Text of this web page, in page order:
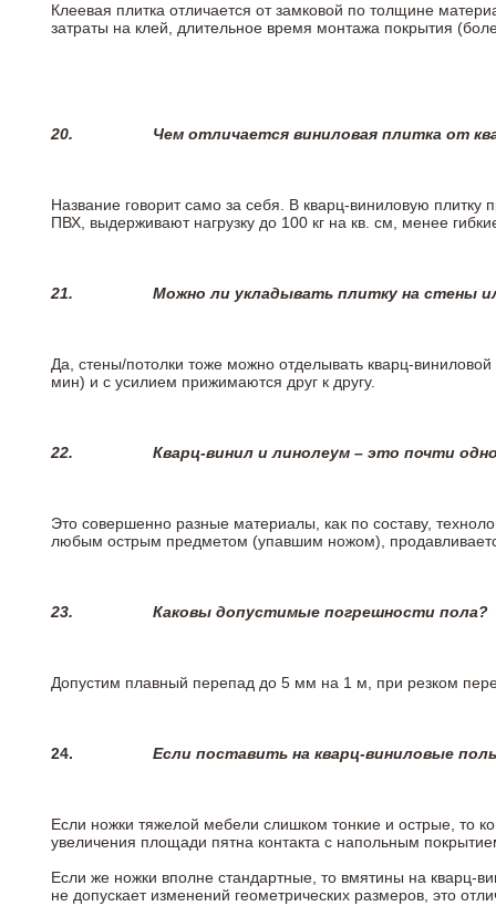
Клеевая плитка отличается от замковой по толщине
затраты на клей, длительное время монтажа покрытия
20. Чем отличается виниловая плитка от
Название говорит само за себя. В кварц-виниловую
ПВХ, выдерживают нагрузку до 100 кг на кв. см, менее
21. Можно ли укладывать плитку на стены
Да, стены/потолки тоже можно отделывать кварц-
мин) и с усилием прижимаются друг к другу.
22. Кварц-винил и линолеум – это почти
Это совершенно разные материалы, как по составу,
любым острым предметом (упавшим ножом),
23. Каковы допустимые погрешности пола?
Допустим плавный перепад до 5 мм на 1 м, при резком
24. Если поставить на кварц-виниловые
Если ножки тяжелой мебели слишком тонкие и острые, то
увеличения площади пятна контакта с напольным
Если же ножки вполне стандартные, то вмятины на кварц-
не допускает изменений геометрических размеров, это